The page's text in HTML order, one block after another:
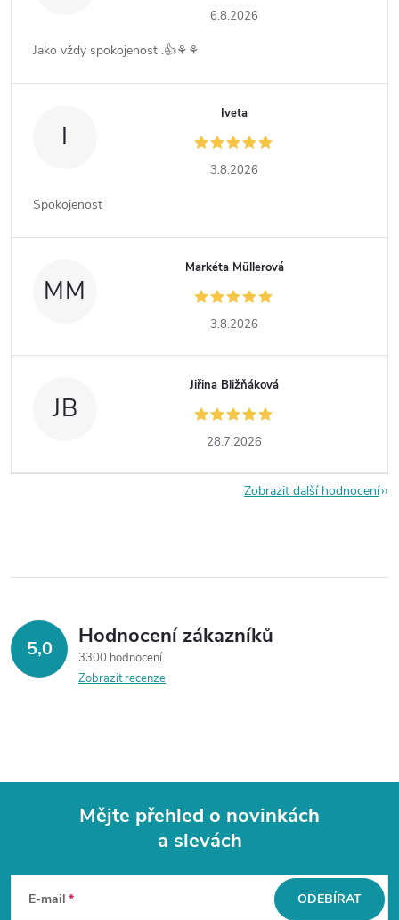
6.8.2026
Jako vždy spokojenost .👍⚘️⚘️
I
Iveta
3.8.2026
Spokojenost
MM
Markéta Müllerová
3.8.2026
JB
Jiřina Bližňáková
28.7.2026
Zobrazit další hodnocení
5,0 Hodnocení zákazníků
3300 hodnocení
Zobrazit recenze
Mějte přehled o novinkách
a slevách
E-mail ODEBÍRAT